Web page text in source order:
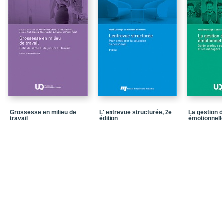
Grossesse en milieu de
travail
L' entrevue structurée, 2e
édition
La gestion